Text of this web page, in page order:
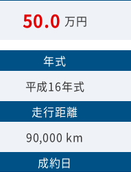
50.0 万円
年式
平成16年式
走行距離
90,000 km
成約日